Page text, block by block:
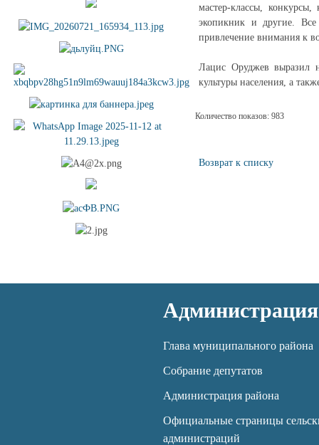
мастер-классы,
экопикник и другие.
привлечение внимания к
Лацис Оруджев выразил
культуры населения, а
Количество показов: 983
Возврат к списку
Администрация
Глава муниципального района
Собрание депутатов
Администрация района
Официальные страницы
администраций